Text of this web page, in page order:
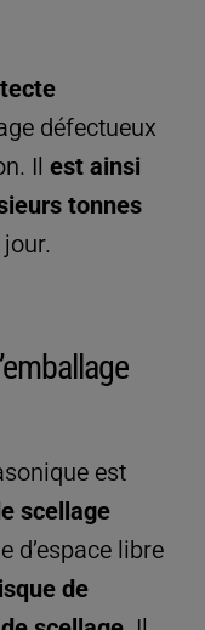
défectueux
Il est ainsi
tonnes
est
scellage
d’espace libre
de